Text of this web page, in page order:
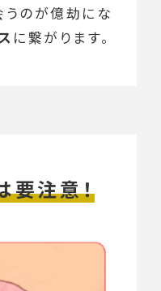
うのが億劫にな
に繋がります。
要注意！